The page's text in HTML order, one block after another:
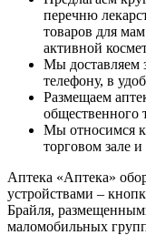
перечню
товаров для
активной
Мы доставляем
телефону, в
Размещаем
общественного
Мы относимся к
торговом зале и
Аптека «Аптека»
устройствами –
Брайля,
маломобильных